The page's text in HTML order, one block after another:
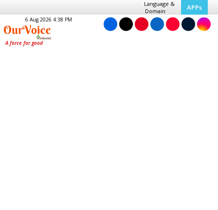
Language &
Domain
APPs
6 Aug 2026 4:38 PM